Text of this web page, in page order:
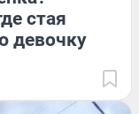
стая
девочку